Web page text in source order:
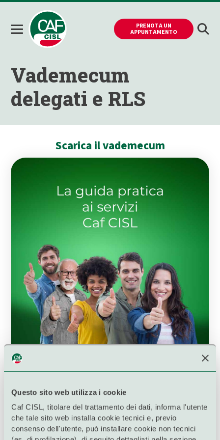
Questo sito web utilizza i cookie
Caf CISL, titolare del trattamento dei dati, informa l'utente
che tale sito web installa cookie tecnici e, previo
consenso dell'utente, può installare cookie non tecnici
PRENOTA UN
APPUNTAMENTO
Vademecum
delegati e RLS
Scarica il vademecum